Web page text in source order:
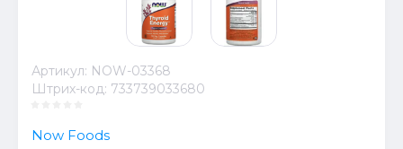
Артикул: NOW-03368
Штрих-код: 733739033680
Now Foods